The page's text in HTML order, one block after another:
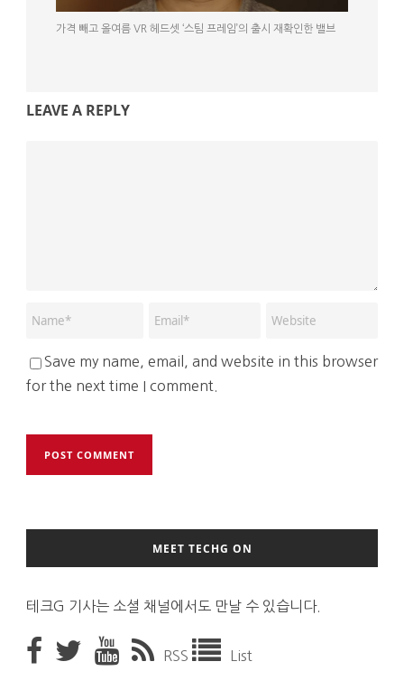
가격 빼고 올여름 VR 헤드셋 ‘스팀 프레임’의 출시 재확인한 밸브
LEAVE A REPLY
Save my name, email, and website in this browser
for the next time I comment.
MEET TECHG ON
테크G 기사는 소셜 채널에서도 만날 수 있습니다.
RSS List